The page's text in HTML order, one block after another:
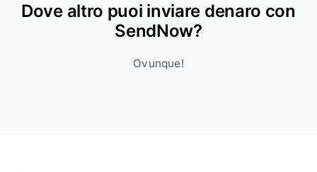
Dove altro puoi inviare denaro con
SendNow?
Ovunque!